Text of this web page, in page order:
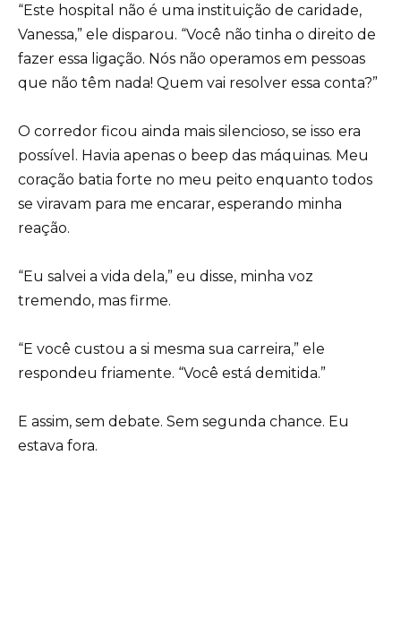
“Este hospital não é uma instituição de caridade,
Vanessa,” ele disparou. “Você não tinha o direito de
fazer essa ligação. Nós não operamos em pessoas
que não têm nada! Quem vai resolver essa conta?”
O corredor ficou ainda mais silencioso, se isso era
possível. Havia apenas o beep das máquinas. Meu
coração batia forte no meu peito enquanto todos
se viravam para me encarar, esperando minha
reação.
“Eu salvei a vida dela,” eu disse, minha voz
tremendo, mas firme.
“E você custou a si mesma sua carreira,” ele
respondeu friamente. “Você está demitida.”
E assim, sem debate. Sem segunda chance. Eu
estava fora.